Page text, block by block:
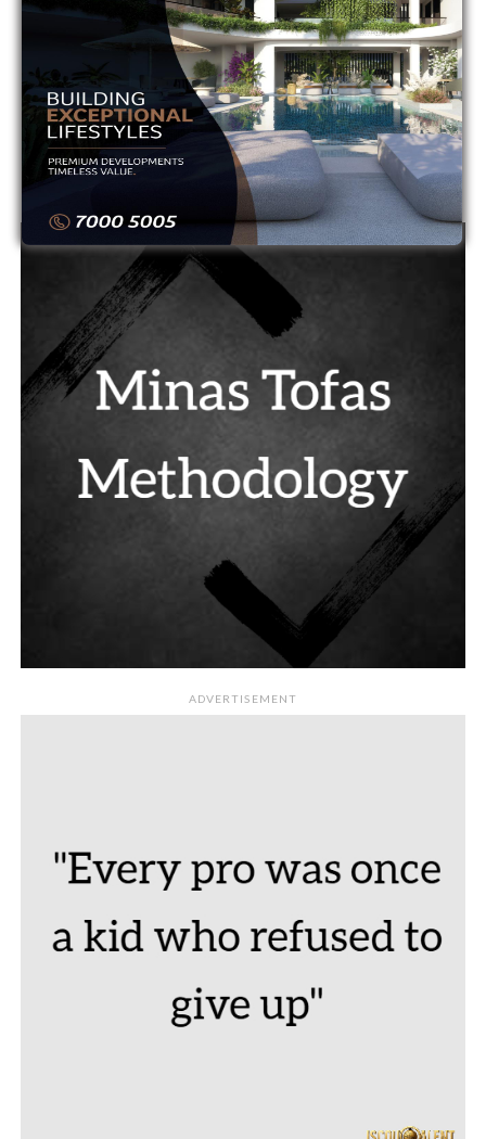
11 ΟΛΥΜΠΙΑΚΟΣ 0 0
ΟΜΟΝΟΙΑ 0 0
13
ΟΜΟΝΟΙΑ ΑΡΑΔΙΠΠΟΥ 0 0
ΠΑΦΟΣ 0 0
ADVERTISEMENT
ADVERTISEMENT